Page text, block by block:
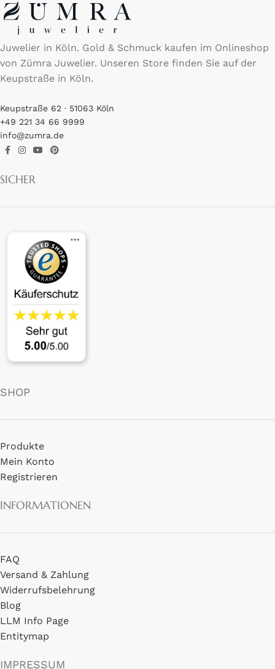
Juwelier in Köln. Gold & Schmuck kaufen im Onlineshop
von Zümra Juwelier. Unseren Store finden Sie auf der
Keupstraße in Köln.
Keupstraße 62 · 51063 Köln
+49 221 34 66 9999
info@zumra.de
SICHER
SHOP
Produkte
Mein Konto
Registrieren
INFORMATIONEN
FAQ
Versand & Zahlung
Widerrufsbelehrung
Blog
LLM Info Page
Entitymap
IMPRESSUM